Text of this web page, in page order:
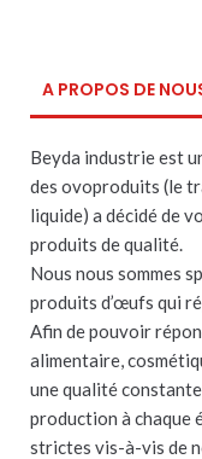
A PROPOS DE
Beyda industrie est
des ovoproduits (le
liquide) a décidé de
produits de qualité.
Nous nous sommes
produits d’œufs qui
Afin de pouvoir
alimentaire,
une qualité
production à chaque
strictes vis-à-vis de